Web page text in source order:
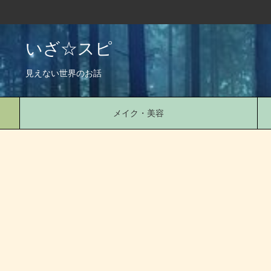
いざ☆スピ
見えない世界のお話
メイク・美容